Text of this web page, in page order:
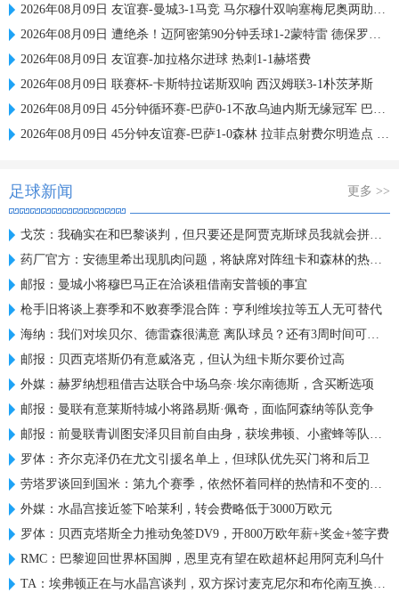
2026年08月09日 友谊赛-曼城3-1马竞 马尔穆什双响塞梅尼奥两助16岁多明戈斯破门
2026年08月09日 遭绝杀！迈阿密第90分钟丢球1-2蒙特雷 德保罗破门展示梅西球衣
2026年08月09日 友谊赛-加拉格尔进球 热刺1-1赫塔费
2026年08月09日 联赛杯-卡斯特拉诺斯双响 西汉姆联3-1朴茨茅斯
2026年08月09日 45分钟循环赛-巴萨0-1不敌乌迪内斯无缘冠军 巴约挑射绝杀
2026年08月09日 45分钟友谊赛-巴萨1-0森林 拉菲点射费尔明造点 两队各一次中柱
足球新闻 更多 >>
戈茨：我确实在和巴黎谈判，但只要还是阿贾克斯球员我就会拼全力
药厂官方：安德里希出现肌肉问题，将缺席对阵纽卡和森林的热身赛
邮报：曼城小将穆巴马正在洽谈租借南安普顿的事宜
枪手旧将谈上赛季和不败赛季混合阵：亨利维埃拉等五人无可替代
海纳：我们对埃贝尔、德雷森很满意 离队球员？还有3周时间可操作
邮报：贝西克塔斯仍有意威洛克，但认为纽卡斯尔要价过高
外媒：赫罗纳想租借吉达联合中场乌奈·埃尔南德斯，含买断选项
邮报：曼联有意莱斯特城小将路易斯·佩奇，面临阿森纳等队竞争
邮报：前曼联青训图安泽贝目前自由身，获埃弗顿、小蜜蜂等队关注
罗体：齐尔克泽仍在尤文引援名单上，但球队优先买门将和后卫
劳塔罗谈回到国米：第九个赛季，依然怀着同样的热情和不变的雄心
外媒：水晶宫接近签下哈莱利，转会费略低于3000万欧元
罗体：贝西克塔斯全力推动免签DV9，开800万欧年薪+奖金+签字费
RMC：巴黎迎回世界杯国脚，恩里克有望在欧超杯起用阿克利乌什
TA：埃弗顿正在与水晶宫谈判，双方探讨麦克尼尔和布伦南互换交易